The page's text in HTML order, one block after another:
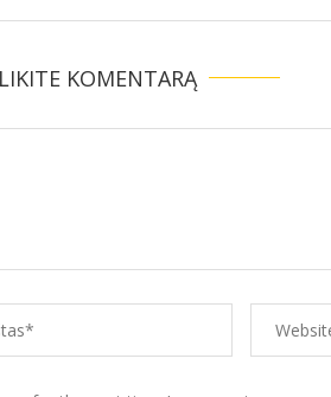
KOMENTARĄ